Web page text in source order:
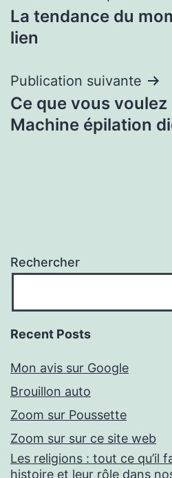
de
La tendance du
lien
Publication suivante
Ce que vous
Machine épilation
Rechercher
Recent Posts
Mon avis sur Google
Brouillon auto
Zoom sur Poussette
Zoom sur sur ce site web
Les religions : tout ce qu’il
histoire et leur rôle dans